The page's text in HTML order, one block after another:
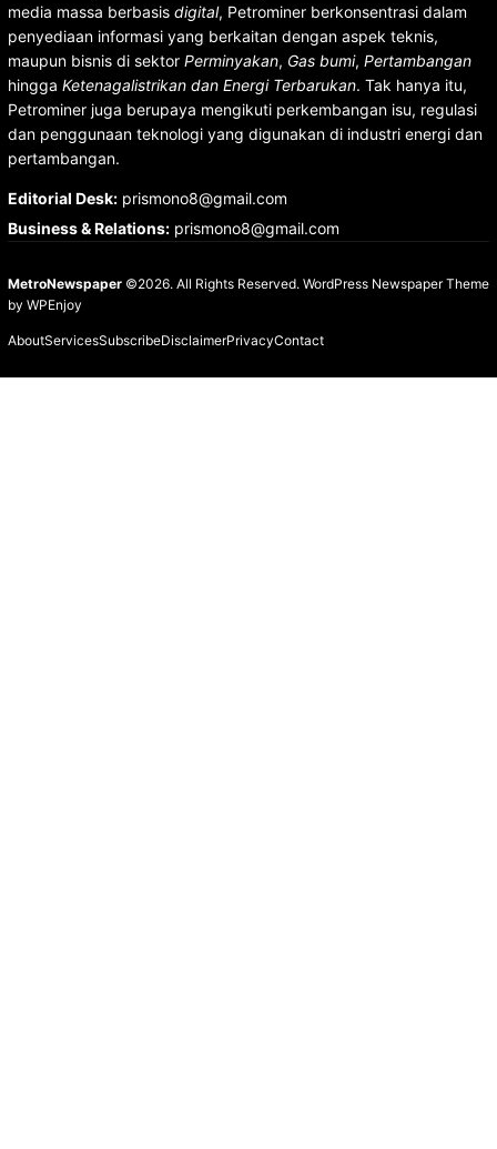
media massa berbasis digital, Petrominer berkonsentrasi dalam
penyediaan informasi yang berkaitan dengan aspek teknis,
maupun bisnis di sektor Perminyakan, Gas bumi, Pertambangan
hingga Ketenagalistrikan dan Energi Terbarukan. Tak hanya itu,
Petrominer juga berupaya mengikuti perkembangan isu, regulasi
dan penggunaan teknologi yang digunakan di industri energi dan
pertambangan.
Editorial Desk:prismono8@gmail.com
Business & Relations:prismono8@gmail.com
MetroNewspaper©2026. All Rights Reserved. WordPress Newspaper Theme
by WPEnjoy
AboutServicesSubscribeDisclaimerPrivacyContact